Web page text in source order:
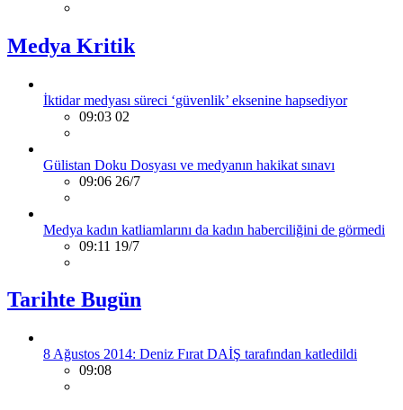
Medya Kritik
İktidar medyası süreci ‘güvenlik’ eksenine hapsediyor
09:03 02
Gülistan Doku Dosyası ve medyanın hakikat sınavı
09:06 26/7
Medya kadın katliamlarını da kadın haberciliğini de görmedi
09:11 19/7
Tarihte Bugün
8 Ağustos 2014: Deniz Fırat DAİŞ tarafından katledildi
09:08